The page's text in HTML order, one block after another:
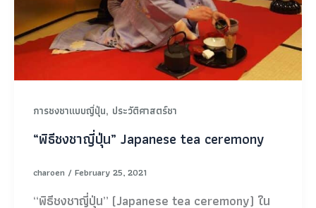
การชงชาแบบญี่ปุ่น, ประวัติศาสตร์ชา
“พิธีชงชาญี่ปุ่น” Japanese tea ceremony
charoen / February 25, 2021
“พิธีชงชาญี่ปุ่น” (Japanese tea ceremony) ใน